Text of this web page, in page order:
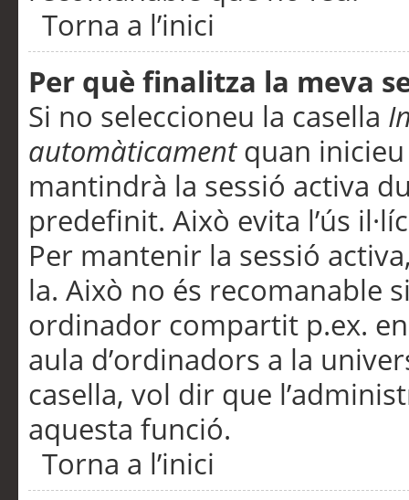
Torna a l’inici
Per què finalitza la meva
Si no seleccioneu la casella
automàticamentquan inicieu
mantindrà la sessió activa
predefinit. Això evita l’ús
Per mantenir la sessió
la. Això no és recomanable
ordinador compartit p.ex.
aula d’ordinadors a la
casella, vol dir que
aquesta funció.
Torna a l’inici